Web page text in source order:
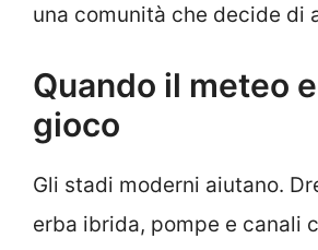
una comunità che decide di
Quando il meteo
gioco
Gli stadi moderni aiutano.
erba ibrida, pompe e canali